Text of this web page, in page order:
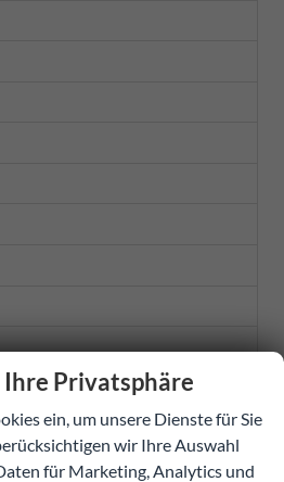
Privatsphäre
ein, um unsere Dienste für Sie
wir Ihre Auswahl
für Marketing, Analytics und